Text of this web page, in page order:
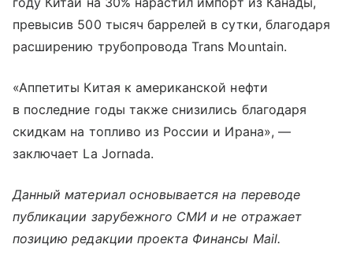
превысив 500 тысяч баррелей в сутки, благодаря
расширению трубопровода Trans Mountain.
«Аппетиты Китая к американской нефти
в последние годы также снизились благодаря
скидкам на топливо из России и Ирана», —
заключает La Jornada.
Данный материал основывается на переводе
публикации зарубежного СМИ и не отражает
позицию редакции проекта Финансы Mail.